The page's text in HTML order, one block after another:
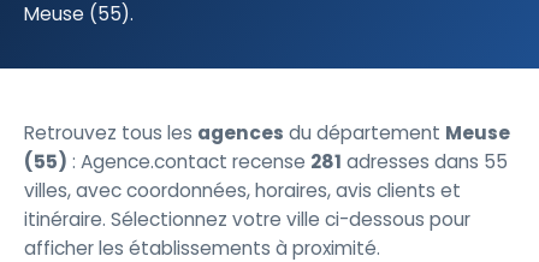
Meuse (55).
Retrouvez tous les agences du département Meuse
(55) : Agence.contact recense 281 adresses dans 55
villes, avec coordonnées, horaires, avis clients et
itinéraire. Sélectionnez votre ville ci-dessous pour
afficher les établissements à proximité.